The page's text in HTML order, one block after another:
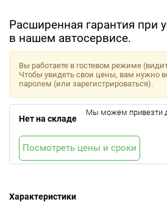
Расширенная гарантия при
в нашем автосервисе.
Характеристики
Вы работаете в гостевом режиме
Чтобы увидеть свои цены, вам нужно
паролем (или зарегистрироваться).
Нет на складе
Мы можем привезти
Посмотреть цены и сроки